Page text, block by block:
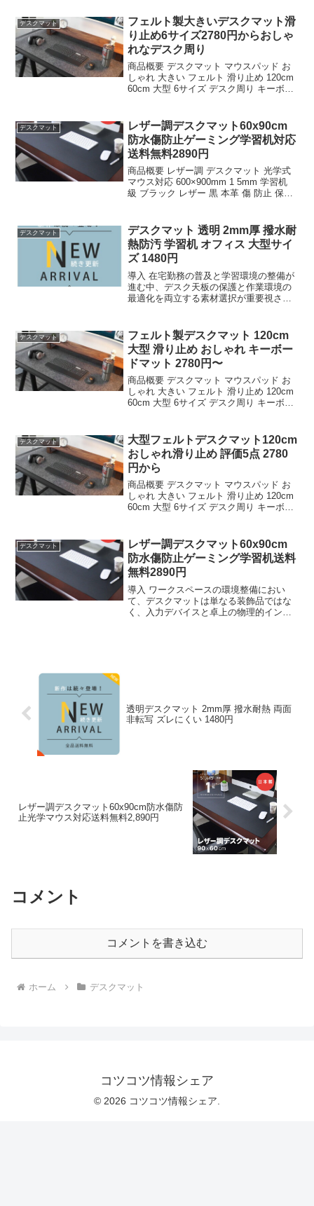
デスクマット
フェルト製大きいデスクマット滑
り止め6サイズ2780円からおしゃ
れなデスク周り
商品概要 デスクマット マウスパッド お
しゃれ 大きい フェルト 滑り止め 120cm
60cm 大型 6サイズ デスク周り キーボー
パッド おしゃれ 大きい ...
デスクマット
レザー調デスクマット60x90cm
防水傷防止ゲーミング学習机対応
送料無料2890円
商品概要 レザー調 デスクマット 光学式
マウス対応 600×900mm 1 5mm 学習机
級 ブラック レザー 黒 本革 傷 防止 保護
ト 送料...
デスクマット
デスクマット 透明 2mm厚 撥水耐
熱防汚 学習机 オフィス 大型サイ
ズ 1480円
導入 在宅勤務の普及と学習環境の整備が
進む中、デスク天板の保護と作業環境の
最適化を両立する素材選択が重要視され
薄型シートとは異なり、物理的強度と光
学的特性を兼ね備えた...
デスクマット
フェルト製デスクマット 120cm
大型 滑り止め おしゃれ キーボー
ドマット 2780円〜
商品概要 デスクマット マウスパッド お
しゃれ 大きい フェルト 滑り止め 120cm
60cm 大型 6サイズ デスク周り キーボー
パッド おしゃれ 大きい ...
デスクマット
大型フェルトデスクマット120cm
おしゃれ滑り止め 評価5点 2780
円から
商品概要 デスクマット マウスパッド お
しゃれ 大きい フェルト 滑り止め 120cm
60cm 大型 6サイズ デスク周り キーボー
パッド おしゃれ 大きい ...
デスクマット
レザー調デスクマット60x90cm
防水傷防止ゲーミング学習机送料
無料2890円
導入 ワークスペースの環境整備におい
て、デスクマットは単なる装飾品ではな
く、入力デバイスと卓上の物理的インタ
透明デスクマット 2mm厚 撥水耐熱 両面
非転写 ズレにくい 1480円
レザー調デスクマット60x90cm防水傷防
止光学マウス対応送料無料2,890円
コメント
コメントを書き込む
ホーム デスクマット
コツコツ情報シェア
© 2026 コツコツ情報シェア.